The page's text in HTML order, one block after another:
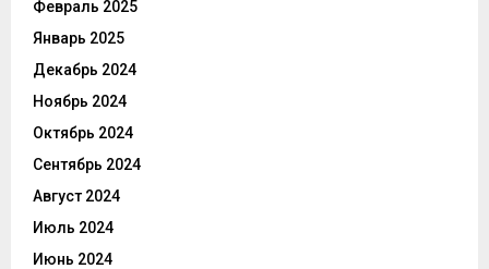
Февраль 2025
Январь 2025
Декабрь 2024
Ноябрь 2024
Октябрь 2024
Сентябрь 2024
Август 2024
Июль 2024
Июнь 2024